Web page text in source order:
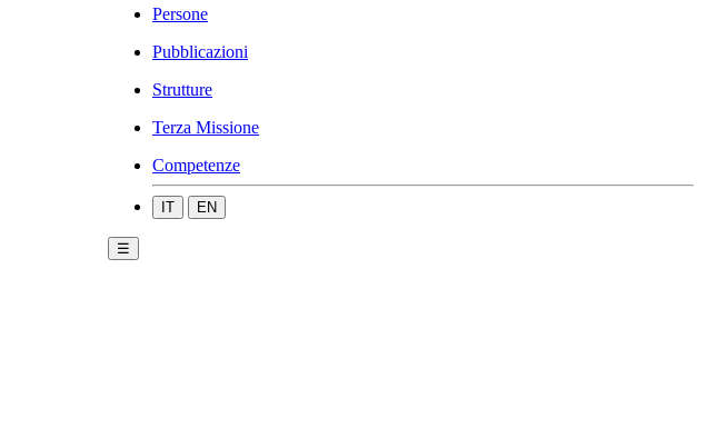
Persone
Pubblicazioni
Strutture
Terza Missione
Competenze
IT EN
☰